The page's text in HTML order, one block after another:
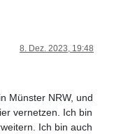
8. Dez. 2023, 19:48
Münster NRW, und
vernetzen. Ich bin
Ich bin auch